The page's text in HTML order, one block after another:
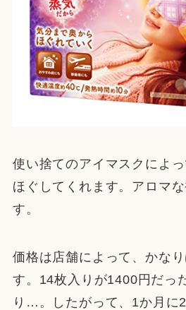
使い捨てのアイマスクによ
ほぐしてくれます。アロマ
す。
価格は店舗によって、かな
す。14枚入りが1400円だっ
り…。したがって、1か月に